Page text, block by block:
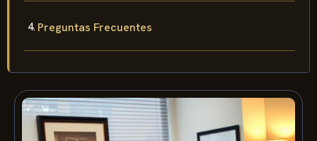
Preguntas Frecuentes